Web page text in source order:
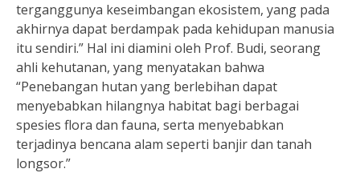
terganggunya keseimbangan ekosistem, yang pada
akhirnya dapat berdampak pada kehidupan manusia
itu sendiri.” Hal ini diamini oleh Prof. Budi, seorang
ahli kehutanan, yang menyatakan bahwa
“Penebangan hutan yang berlebihan dapat
menyebabkan hilangnya habitat bagi berbagai
spesies flora dan fauna, serta menyebabkan
terjadinya bencana alam seperti banjir dan tanah
longsor.”